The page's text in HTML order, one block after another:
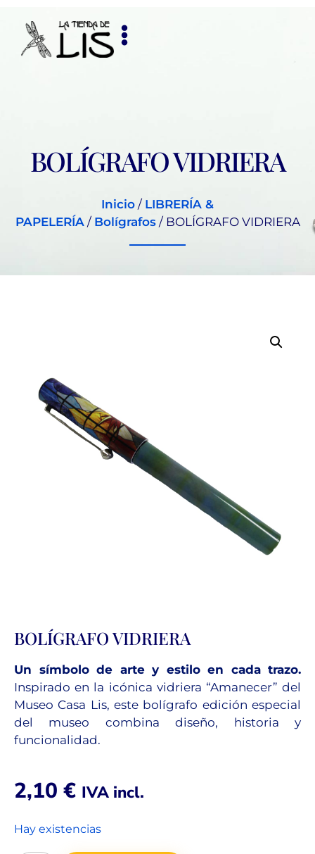
BOLÍGRAFO VIDRIERA
Inicio / LIBRERÍA &
PAPELERÍA/ Bolígrafos/ BOLÍGRAFO VIDRIERA
BOLÍGRAFO VIDRIERA
Un símbolo de arte y estilo en cada trazo.
Inspirado en la icónica vidriera “Amanecer” del
Museo Casa Lis, este bolígrafo edición especial
del museo combina diseño, historia y
funcionalidad.
2,10 € IVA incl.
Hay existencias